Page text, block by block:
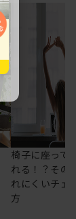
椅子に座って
れる！？その
れにくいチェ
方